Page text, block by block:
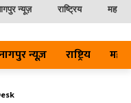
न्यूज़ राष्ट्रिय
न्यूज़ राष्ट्रिय